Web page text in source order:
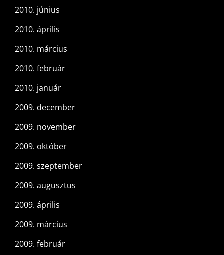
2010. június
2010. április
2010. március
2010. február
2010. január
2009. december
2009. november
2009. október
2009. szeptember
2009. augusztus
2009. április
2009. március
2009. február